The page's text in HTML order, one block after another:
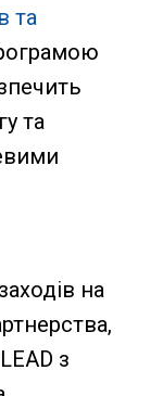
та
та
на
з